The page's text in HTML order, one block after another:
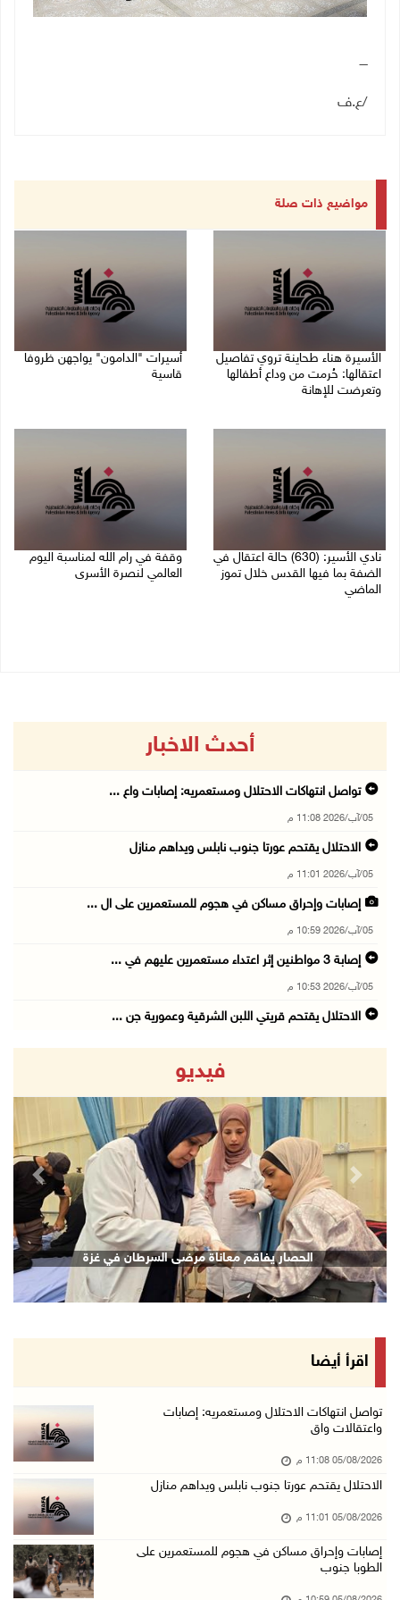
ــــ
/ع.ف
مواضيع ذات صلة
الأسيرة هناء طحاينة تروي تفاصيل
اعتقالها: حُرمت من وداع أطفالها
وتعرضت للإهانة
أسيرات "الدامون" يواجهن ظروفا
قاسية
نادي الأسير: (630) حالة اعتقال في
الضفة بما فيها القدس خلال تموز
الماضي
وقفة في رام الله لمناسبة اليوم
العالمي لنصرة الأسرى
أحدث الاخبار
تواصل انتهاكات الاحتلال ومستعمريه: إصابات واع ...
05/آب/2026 11:08 م
الاحتلال يقتحم عورتا جنوب نابلس ويداهم منازل
05/آب/2026 11:01 م
إصابات وإحراق مساكن في هجوم للمستعمرين على ال ...
05/آب/2026 10:59 م
إصابة 3 مواطنين إثر اعتداء مستعمرين عليهم في ...
05/آب/2026 10:53 م
الاحتلال يقتحم قريتي اللبن الشرقية وعمورية جن ...
الوزيرة شاهين تبحث مع نظيرها المصري مستجدات ا ...
05/آب/2026 10:43 م
مستعمرون يقتحمون بيت فجار جنوب بيت لحم
05/آب/2026 10:19 م
قوات الاحتلال تقتحم خلايل اللوز جنوب شرق بيت ...
الرئيس يقلد قامات وطنية ومؤسسين في "اتحاد الك ...
05/آب/2026 08:47 م
قوات الاحتلال تنصب حاجزا عسكريا شرق بيت لحم
الرئيس يقلد عائلة القائد الوطني الراحل أحمد ع ...
باسم الرئيس: وزير الداخلية يمنح العميد جيسون ...
الاحتلال يقتحم كفر مالك ودير جرير ومستعمرون ي ...
"التربية" تخرج الفوج الأول من مدربي المعلمين ...
05/آب/2026 06:44 م
فيديو
الحصار يفاقم معاناة مرضى السرطان في غزة
Next
اقرأ أيضا
تواصل انتهاكات الاحتلال ومستعمريه: إصابات
واعتقالات واق
05/08/2026 11:08 م
الاحتلال يقتحم عورتا جنوب نابلس ويداهم منازل
05/08/2026 11:01 م
إصابات وإحراق مساكن في هجوم للمستعمرين على
الطوبا جنوب